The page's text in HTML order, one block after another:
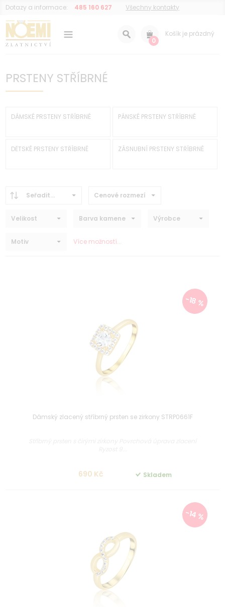
Dotazy a informace: 485 160 627 Všechny kontakty
0
Košík je prázdný
PRSTENY STŘÍBRNÉ
DÁMSKÉ PRSTENY STŘÍBRNÉ PÁNSKÉ PRSTENY STŘÍBRNÉ
DĚTSKÉ PRSTENY STŘÍBRNÉ ZÁSNUBNÍ PRSTENY STŘÍBRNÉ
Seřadit... Cenové rozmezí
Velikost Barva kamene Výrobce
Motiv Více možností...
-18 %
Dámský zlacený stříbrný prsten se zirkony STRP0661F
690 Kč Skladem
-14 %